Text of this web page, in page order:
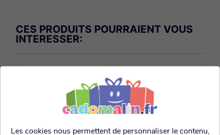
CES PRODUITS POURRAIENT VOUS
INTERESSER:
Les cookies nous permettent de personnaliser le contenu,